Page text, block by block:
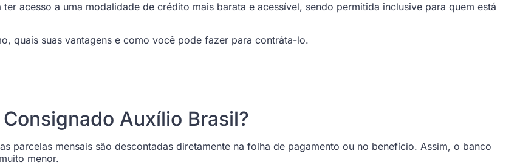
acesso a uma modalidade de crédito mais barata e acessível, sendo permitida inclusive para quem está
quais suas vantagens e como você pode fazer para contráta-lo.
Auxílio Brasil?
parcelas mensais são descontadas diretamente na folha de pagamento ou no benefício. Assim, o banco
menor.